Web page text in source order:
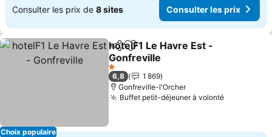
Consulter les prix de 8 sites Consulter les prix
Choix populaire
PartagerAjouter à mes favoris
hotelF1 Le Havre Est -
Gonfreville
1 Étoiles
6,8
1 869
Gonfreville-l'Orcher
Buffet petit-déjeuner à volonté